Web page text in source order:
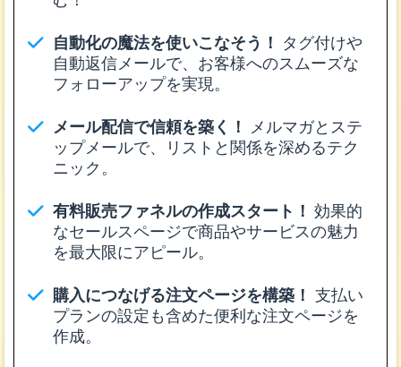
自動化の魔法を使いこなそう！ タグ付けや
自動返信メールで、お客様へのスムーズな
フォローアップを実現。
メール配信で信頼を築く！ メルマガとステ
ップメールで、リストと関係を深めるテク
ニック。
有料販売ファネルの作成スタート！ 効果的
なセールスページで商品やサービスの魅力
を最大限にアピール。
購入につなげる注文ページを構築！ 支払い
プランの設定も含めた便利な注文ページを
作成。